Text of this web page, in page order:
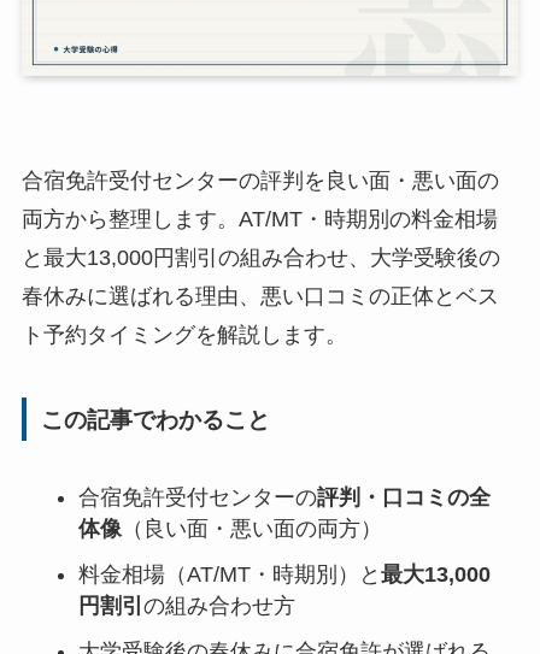
合宿免許受付センターの評判を良い面・悪い面の
両方から整理します。AT/MT・時期別の料金相場
と最大13,000円割引の組み合わせ、大学受験後の
春休みに選ばれる理由、悪い口コミの正体とベス
ト予約タイミングを解説します。
この記事でわかること
合宿免許受付センターの評判・口コミの全
体像（良い面・悪い面の両方）
料金相場（AT/MT・時期別）と 最大13,000
円割引 の組み合わせ方